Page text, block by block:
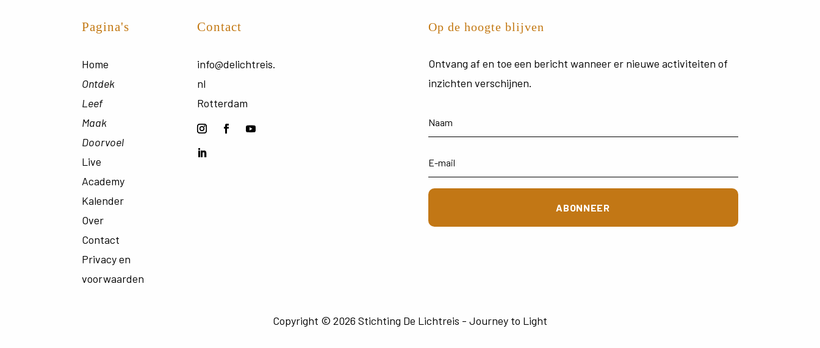
Pagina's
Home
Ontdek
Leef
Maak
Doorvoel
Live
Academy
Kalender
Over
Contact
Privacy en
voorwaarden
Contact
info@delichtreis.
nl
Rotterdam
Op de hoogte blijven
Ontvang af en toe een bericht wanneerer nieuwe activiteiten of
inzichten verschijnen.
ABONNEER
Copyright © 2026 Stichting De Lichtreis - Journey to Light